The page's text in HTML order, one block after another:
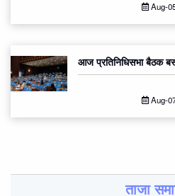
Aug-
आज प्रतिनिधिसभा बैठक
Aug-
ताजा